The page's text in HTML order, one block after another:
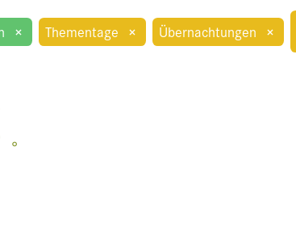
× Thementage × Übernachtungen ×